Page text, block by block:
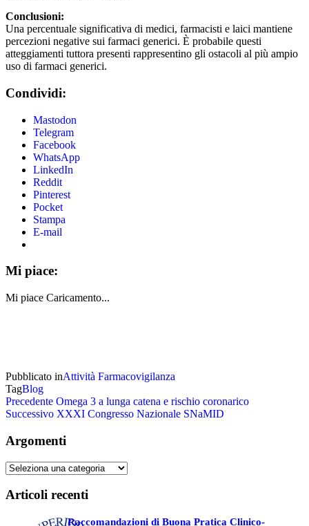
Conclusioni:
Una percentuale significativa di medici, farmacisti e laici mantiene
percezioni negative sui farmaci generici. È probabile questi
atteggiamenti tuttora presenti rappresentino gli ostacoli al più ampio
uso di farmaci generici.
Condividi:
Mastodon
Telegram
Facebook
WhatsApp
LinkedIn
Reddit
Pinterest
Pocket
Stampa
E-mail
Mi piace:
Mi piace Caricamento...
Pubblicato inAttività Farmacovigilanza
TagBlog
Navigazione
articoli
Articolo
precedente
Precedente Omega 3 a lunga catena e rischio coronarico
Articolo
Successivo XXXI Congresso Nazionale SNaMID
Argomenti
Argomenti
Articoli recenti
Raccomandazioni di Buona Pratica Clinico-